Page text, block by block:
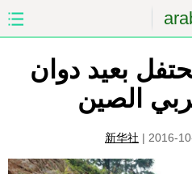
الصين
الشرق الأوسط
الاقتصاد
بعيد دوان
الصين
新华社 | 2016-